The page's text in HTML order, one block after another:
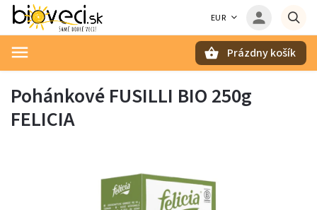
EUR
Prázdny košík
Pohánkové FUSILLI BIO 250g
FELICIA